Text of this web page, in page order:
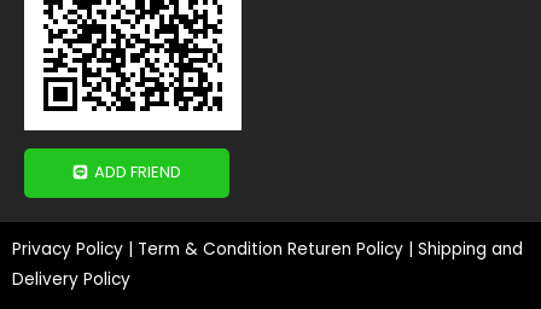
ADD FRIEND
Privacy Policy | Term & Condition Returen Policy | Shipping and
Delivery Policy